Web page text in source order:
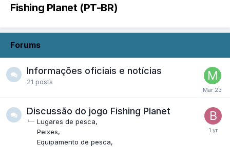
Fishing Planet (PT-BR)
Forums
Informações oficiais e notícias
21 posts
Discussão do jogo Fishing Planet
Lugares de pesca
Peixes
Equipamento de pesca